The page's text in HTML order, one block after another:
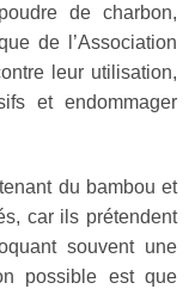
de charbon,
de l’Association
leur utilisation,
et endommager
du bambou et
car ils prétendent
souvent une
possible est que